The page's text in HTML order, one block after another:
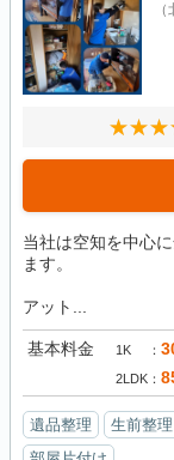
当社は空知を中心
ます。
アット...
基本料金 1K
2LDK
遺品整理 生前整理